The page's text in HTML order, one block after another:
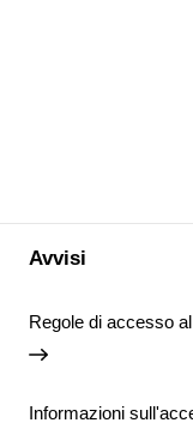
Avvisi
Regole di accesso
Informazioni